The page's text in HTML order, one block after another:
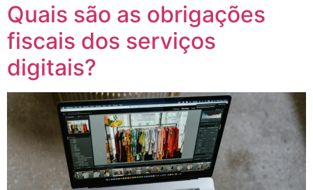
Quais são as obrigações
fiscais dos serviços
digitais?